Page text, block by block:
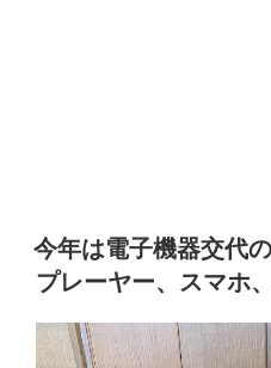
今年は電子機器交代
プレーヤー、スマホ